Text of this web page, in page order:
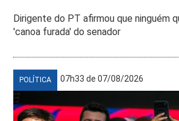
Dirigente do PT afirmou que ninguém
'canoa furada' do senador
POLÍTICA 07h33 de 07/08/2026